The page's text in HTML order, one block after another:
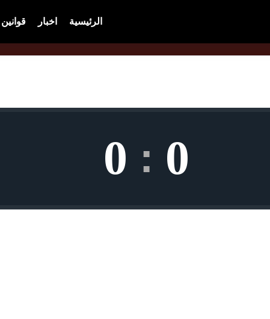
الرئيسية اخبار قوانين
0
:
0